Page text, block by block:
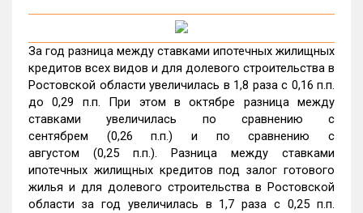
За год разница между ставками ипотечных жилищных
кредитов всех видов и для долевого строительства в
Ростовской области увеличилась в 1,8 раза с 0,16 п.п.
до 0,29 п.п. При этом в октябре разница между
ставками увеличилась по сравнению с
сентябрем (0,26 п.п.) и по сравнению с
августом (0,25 п.п.). Разница между ставками
ипотечных жилищных кредитов под залог готового
жилья и для долевого строительства в Ростовской
области за год увеличилась в 1,7 раза с 0,25 п.п.